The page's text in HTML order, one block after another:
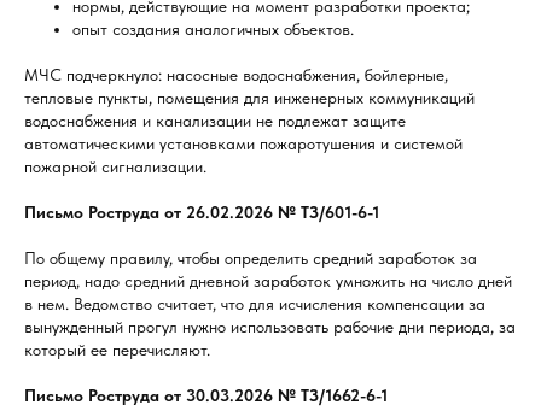
нормы, действующие на момент разработки проекта;
опыт создания аналогичных объектов.
МЧС подчеркнуло: насосные водоснабжения, бойлерные,
тепловые пункты, помещения для инженерных коммуникаций
водоснабжения и канализации не подлежат защите
автоматическими установками пожаротушения и системой
пожарной сигнализации.
Письмо Роструда от 26.02.2026 № ТЗ/601-6-1
По общему правилу, чтобы определить средний заработок за
период, надо средний дневной заработок умножить на число дней
в нем. Ведомство считает, что для исчисления компенсации за
вынужденный прогул нужно использовать рабочие дни периода, за
который ее перечисляют.
Письмо Роструда от 30.03.2026 № ТЗ/1662-6-1